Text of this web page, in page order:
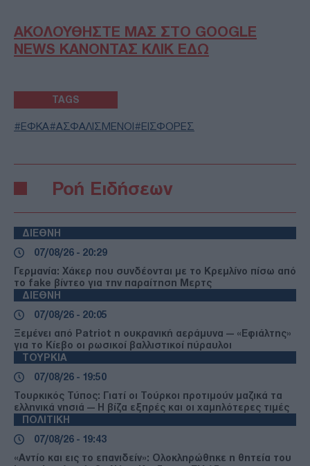
ΑΚΟΛΟΥΘΗΣΤΕ ΜΑΣ ΣΤΟ GOOGLE
NEWS ΚΑΝΟΝΤΑΣ ΚΛΙΚ ΕΔΩ
TAGS
ΕΦΚΑ ΑΣΦΑΛΙΣΜΕΝΟΙ ΕΙΣΦΟΡΕΣ
Ροή Ειδήσεων
ΔΙΕΘΝΗ
07/08/26 - 20:29
Γερμανία: Χάκερ που συνδέονται με το Κρεμλίνο πίσω από
το fake βίντεο για την παραίτηση Μερτς
ΔΙΕΘΝΗ
07/08/26 - 20:05
Ξεμένει από Patriot η ουκρανική αεράμυνα — «Εφιάλτης»
για το Κίεβο οι ρωσικοί βαλλιστικοί πύραυλοι
ΤΟΥΡΚΙΑ
07/08/26 - 19:50
Τουρκικός Τύπος: Γιατί οι Τούρκοι προτιμούν μαζικά τα
ελληνικά νησιά — Η βίζα εξπρές και οι χαμηλότερες τιμές
ΠΟΛΙΤΙΚΗ
07/08/26 - 19:43
«Αντίο και εις το επανιδείν»: Ολοκληρώθηκε η θητεία του